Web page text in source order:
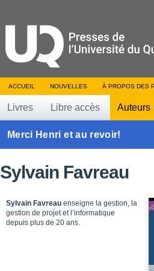
ACCUEIL NOUVELLES À PROPOS DES
Livres Libre accès Auteurs
Merci Henri et au revoir!
Sylvain Favreau
Sylvain Favreau enseigne la gestion, la
gestion de projet et l’informatique
depuis plus de 20 ans.